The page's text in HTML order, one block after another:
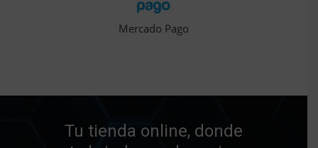
Mercado Pago
Tu tienda online, donde